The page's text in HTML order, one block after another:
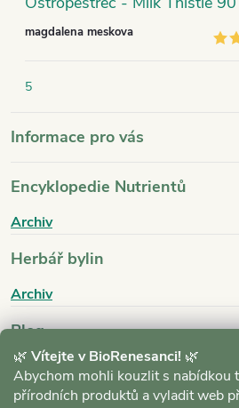
🌿 Vítejte v BioRenesanci! 🌿
Abychom mohli kouzlit s nabídkou
přírodních produktů a vyladit web
magdalena meskova
5
Informace pro vás
Encyklopedie Nutrientů
Archiv
Herbář bylin
Archiv
Blog
Archiv